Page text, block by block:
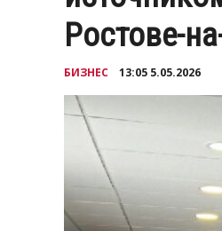
Ростове-
БИЗНЕС 13:05 5.05.2026